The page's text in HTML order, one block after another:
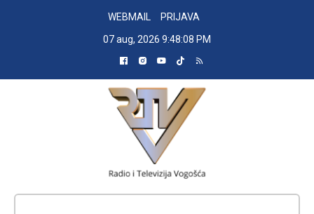
WEBMAIL
PRIJAVA
07 aug, 2026 9:48:08 PM